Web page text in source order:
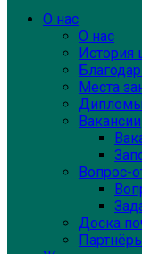
О нас
О нас
История
Места
Вакансии
Вопрос-
Доска